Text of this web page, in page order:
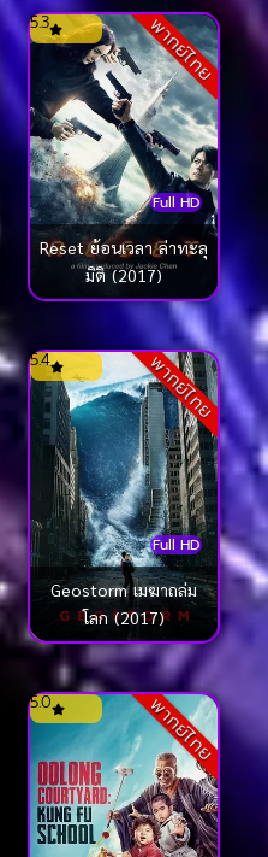
พากย์ไทย
Full HD
5.3
Reset ย้อนเวลา ล่าทะลุ
มิติ (2017)
พากย์ไทย
Full HD
5.4
Geostorm เมฆาถล่ม
โลก (2017)
พากย์ไทย
5.0